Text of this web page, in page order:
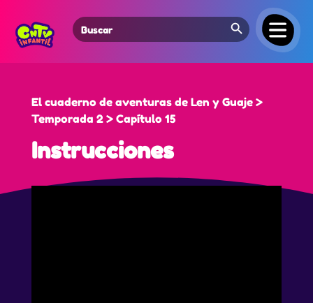
Search
for:
Search Button
El cuaderno de aventuras de Len y Guaje >
Temporada 2 > Capítulo 15
Instrucciones